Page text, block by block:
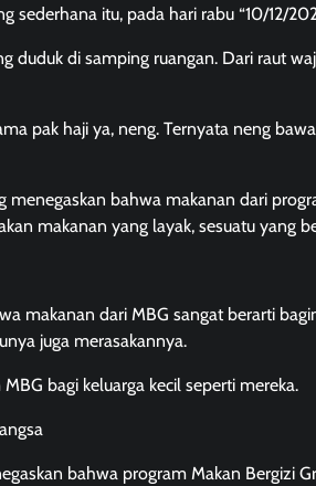
sederhana itu, pada hari rabu “10/12/
duduk di samping ruangan. Dari raut
pak haji ya, neng. Ternyata neng
menegaskan bahwa makanan dari
makanan yang layak, sesuatu yang
makanan dari MBG sangat berarti
juga merasakannya.
bagi keluarga kecil seperti mereka.
bahwa program Makan Bergizi